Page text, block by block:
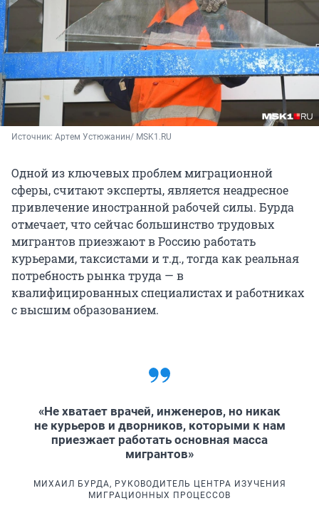
Источник: Артем Устюжанин/ MSK1.RU
Одной из ключевых проблем миграционной
сферы, считают эксперты, является неадресное
привлечение иностранной рабочей силы. Бурда
отмечает, что сейчас большинство трудовых
мигрантов приезжают в Россию работать
курьерами, таксистами и т.д., тогда как реальная
потребность рынка труда — в
квалифицированных специалистах и работниках
с высшим образованием.
«Не хватает врачей, инженеров, но никак
не курьеров и дворников, которыми к нам
приезжает работать основная масса
мигрантов»
МИХАИЛ БУРДА, РУКОВОДИТЕЛЬ ЦЕНТРА ИЗУЧЕНИЯ
МИГРАЦИОННЫХ ПРОЦЕССОВ